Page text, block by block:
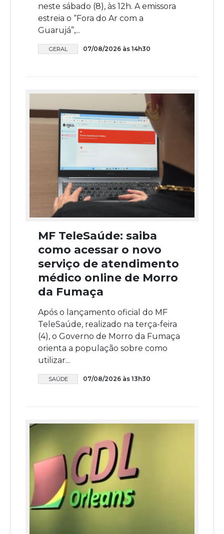
neste sábado (8), às 12h. A emissora
estreia o “Fora do Ar com a
Guarujá”,...
GERAL 07/08/2026 às 14h30
MF TeleSaúde: saiba
como acessar o novo
serviço de atendimento
médico online de Morro
da Fumaça
Após o lançamento oficial do MF
TeleSaúde, realizado na terça-feira
(4), o Governo de Morro da Fumaça
orienta a população sobre como
utilizar...
SAÚDE 07/08/2026 às 13h30